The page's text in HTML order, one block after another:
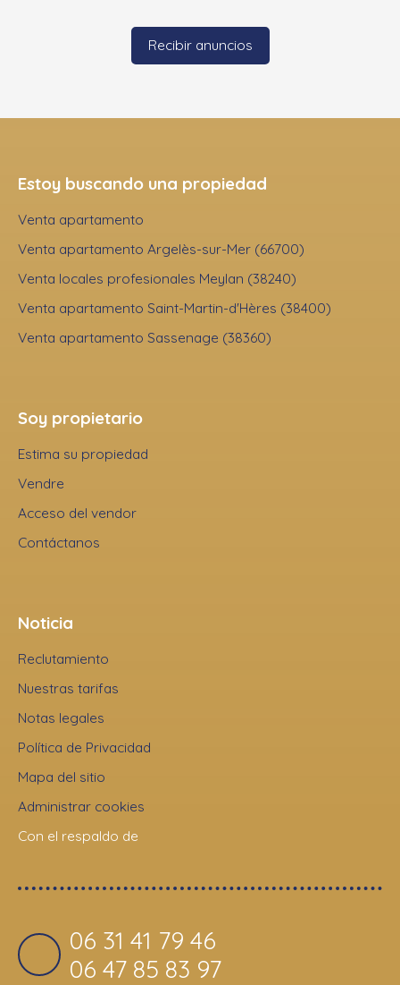
Recibir anuncios
Estoy buscando una propiedad
Venta apartamento
Venta apartamento Argelès-sur-Mer (66700)
Venta locales profesionales Meylan (38240)
Venta apartamento Saint-Martin-d'Hères (38400)
Venta apartamento Sassenage (38360)
Soy propietario
Estima su propiedad
Vendre
Acceso del vendor
Contáctanos
Noticia
Reclutamiento
Nuestras tarifas
Notas legales
Política de Privacidad
Mapa del sitio
Administrar cookies
Con el respaldo de
06 31 41 79 46
06 47 85 83 97